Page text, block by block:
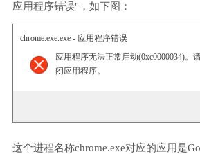
应用程序错误"，如下图：
chrome.exe.exe - 应用程序错误
应用程序无法正常启动(0xc0000034)。
闭应用程序。
这个进程名称chrome.exe对应的应用是